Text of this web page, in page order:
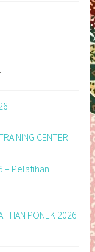
CENTER
– Pelatihan
PONEK 2026